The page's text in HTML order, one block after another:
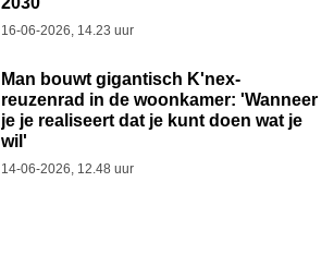
16-06-2026, 14.23 uur
Man bouwt gigantisch K'nex-
reuzenrad in de woonkamer: 'Wanneer
je je realiseert dat je kunt doen wat je
wil'
14-06-2026, 12.48 uur